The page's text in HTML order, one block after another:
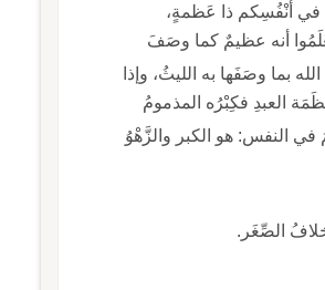
في أنْفُسِكم ذا عَظمةٍ،
أنه عظيمٌ كما وصَفَ
الله بما وصَفَها به الليثُ، وإذا
عز وجل، وأما عَظَمَة العبدِ فكِبْرُه المذمومُ
النفس: هو الكبر والزَّهْوُ